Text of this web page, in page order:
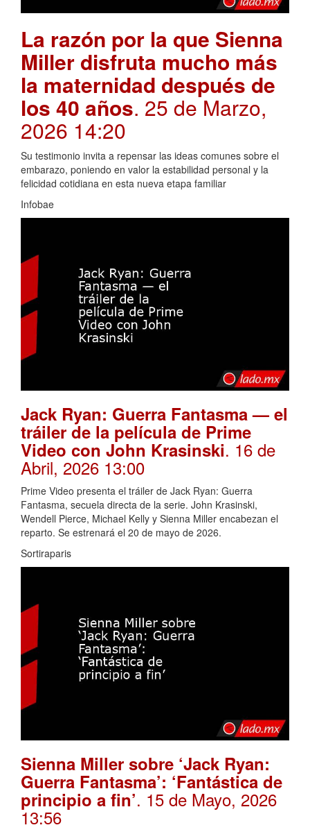
La razón por la que Sienna
Miller disfruta mucho más
la maternidad después de
los 40 años. 25 de Marzo,
2026 14:20
Su testimonio invita a repensar las ideas comunes sobre el
embarazo, poniendo en valor la estabilidad personal y la
felicidad cotidiana en esta nueva etapa familiar
Infobae
Jack Ryan: Guerra Fantasma — el
tráiler de la película de Prime
Video con John Krasinski. 16 de
Abril, 2026 13:00
Prime Video presenta el tráiler de Jack Ryan: Guerra
Fantasma, secuela directa de la serie. John Krasinski,
Wendell Pierce, Michael Kelly y Sienna Miller encabezan el
reparto. Se estrenará el 20 de mayo de 2026.
Sortiraparis
Sienna Miller sobre ‘Jack Ryan:
Guerra Fantasma’: ‘Fantástica de
principio a fin’. 15 de Mayo, 2026
13:56